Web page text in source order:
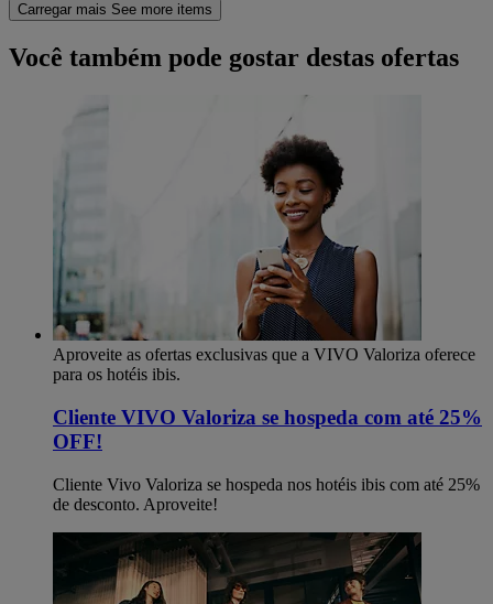
Carregar mais See more items
Você também pode gostar destas ofertas
Aproveite as ofertas exclusivas que a VIVO Valoriza oferece
para os hotéis ibis.
Cliente VIVO Valoriza se hospeda com até 25%
OFF!
Cliente Vivo Valoriza se hospeda nos hotéis ibis com até 25%
de desconto. Aproveite!